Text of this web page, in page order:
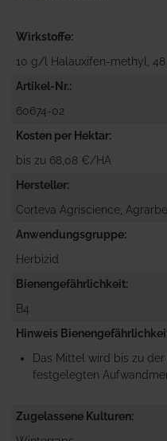
Wirkstoffe
10 g/l Halauxifen-methyl,
Artikel-Nr.
60674-02
Kosten per Hektar
bis zu 68,08 €/HA
Hersteller
Corteva Agriscience,
Anwendungsgruppe
Herbizid
Bienengefährlichkeit
B4
Hinweis
Das Mittel wird bis zu
festgelegten
Zugelassene Kulturen